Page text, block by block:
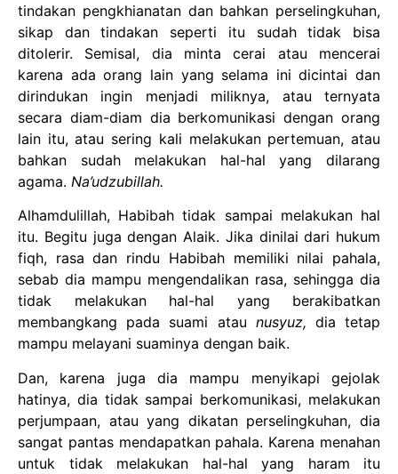
tindakan pengkhianatan dan bahkan perselingkuhan,
sikap dan tindakan seperti itu sudah tidak bisa
ditolerir. Semisal, dia minta cerai atau mencerai
karena ada orang lain yang selama ini dicintai dan
dirindukan ingin menjadi miliknya, atau ternyata
secara diam-diam dia berkomunikasi dengan orang
lain itu, atau sering kali melakukan pertemuan, atau
bahkan sudah melakukan hal-hal yang dilarang
agama. Na’udzubillah.
Alhamdulillah, Habibah tidak sampai melakukan hal
itu. Begitu juga dengan Alaik. Jika dinilai dari hukum
fiqh, rasa dan rindu Habibah memiliki nilai pahala,
sebab dia mampu mengendalikan rasa, sehingga dia
tidak melakukan hal-hal yang berakibatkan
membangkang pada suami atau nusyuz, dia tetap
mampu melayani suaminya dengan baik.
Dan, karena juga dia mampu menyikapi gejolak
hatinya, dia tidak sampai berkomunikasi, melakukan
perjumpaan, atau yang dikatan perselingkuhan, dia
sangat pantas mendapatkan pahala. Karena menahan
untuk tidak melakukan hal-hal yang haram itu